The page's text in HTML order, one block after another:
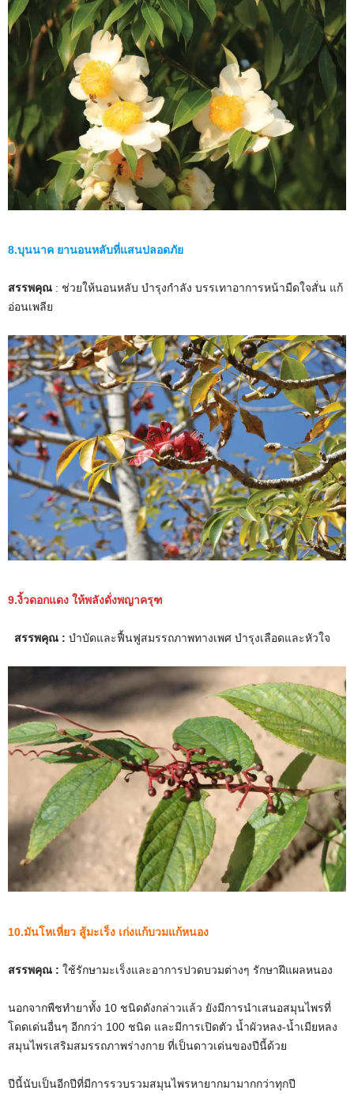
8.บุนนาค ยานอนหลับที่แสนปลอดภัย
สรรพคุณ : ช่วยให้นอนหลับ บำรุงกำลัง บรรเทาอาการหน้ามืดใจสั่น แก้
อ่อนเพลีย
9.งิ้วดอกแดง ให้พลังดั่งพญาครุฑ
สรรพคุณ : บำบัดและฟื้นฟูสมรรถภาพทางเพศ บำรุงเลือดและหัวใจ
10.มันโหเหี่ยว สู้มะเร็ง เก่งแก้บวมแก้หนอง
สรรพคุณ : ใช้รักษามะเร็งและอาการปวดบวมต่างๆ รักษาฝีแผลหนอง
นอกจากพืชทำยาทั้ง 10 ชนิดดังกล่าวแล้ว ยังมีการนำเสนอสมุนไพรที่
โดดเด่นอื่นๆ อีกกว่า 100 ชนิด และมีการเปิดตัว น้ำผัวหลง-น้ำเมียหลง
สมุนไพรเสริมสมรรถภาพร่างกาย ที่เป็นดาวเด่นของปีนี้ด้วย
ปีนี้นับเป็นอีกปีที่มีการรวบรวมสมุนไพรหายากมามากกว่าทุกปี